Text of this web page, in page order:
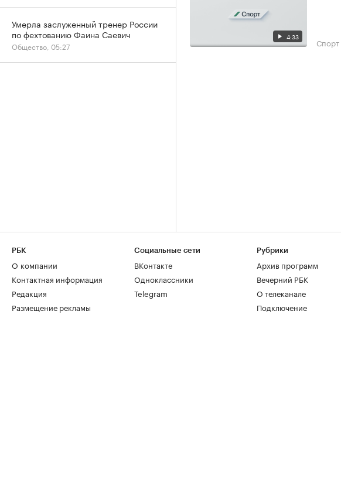
4:33 Спорт
Умерла заслуженный тренер России
по фехтованию Фаина Саевич
Общество, 05:27
РБК
О компании
Контактная информация
Редакция
Размещение рекламы
Социальные сети
ВКонтакте
Одноклассники
Telegram
Рубрики
Архив программ
Вечерний РБК
О телеканале
Подключение